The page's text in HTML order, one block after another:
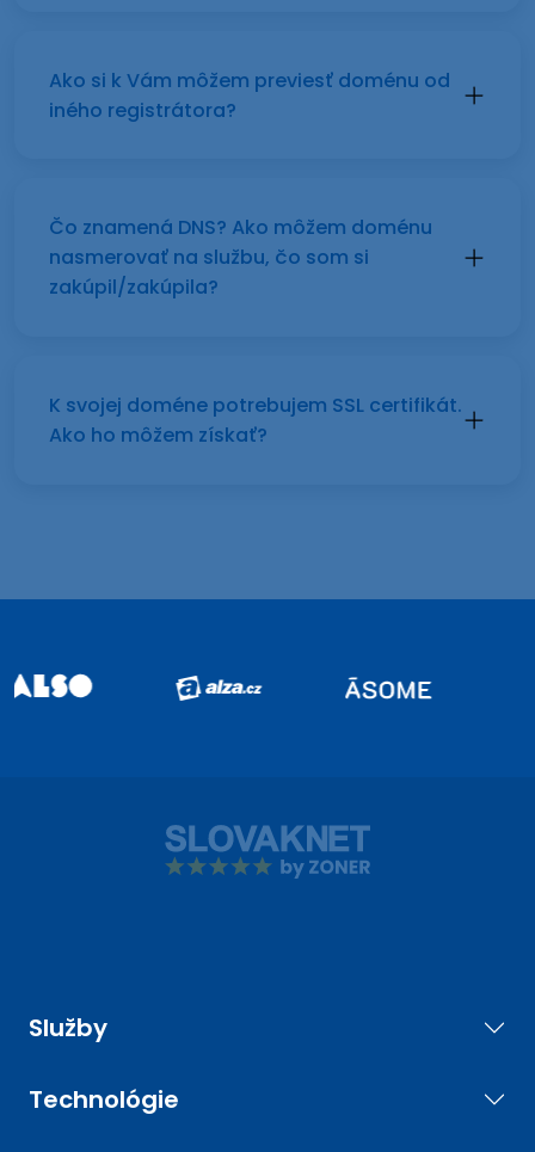
Ako si k Vám môžem previesť doménu od
iného registrátora?
Čo znamená DNS? Ako môžem doménu
nasmerovať na službu, čo som si
zakúpil/zakúpila?
K svojej doméne potrebujem SSL certifikát.
Ako ho môžem získať?
Služby
Technológie